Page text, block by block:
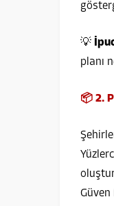
💡
planı
📦 2.